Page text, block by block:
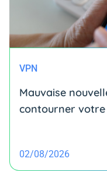
VPN
Mauvaise
contourner votre
02/08/2026